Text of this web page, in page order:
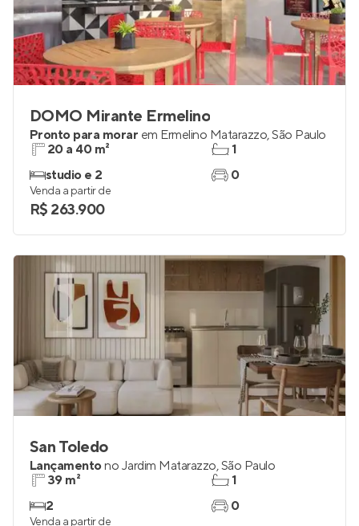
DOMO Mirante Ermelino
Pronto para morar em Ermelino Matarazzo,São Paulo
20 a 40 m²
studio e 2
1
0
Venda a partir de
R$ 263.900
San Toledo
Lançamentono Jardim Matarazzo,São Paulo
39 m²
2
1
0
Venda a partir de